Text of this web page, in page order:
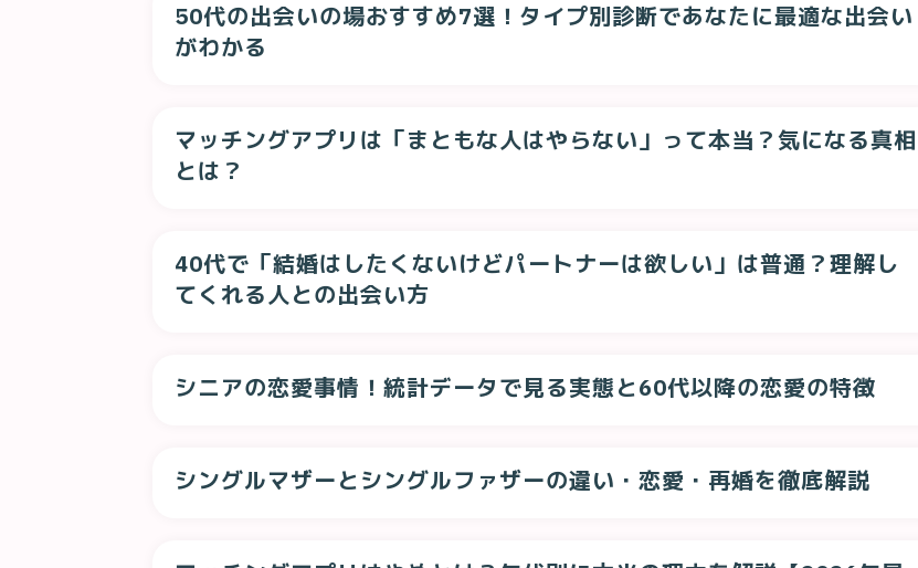
50代の出会いの場おすすめ7選！タイプ別診断であなたに最適な出会い
がわかる
マッチングアプリは「まともな人はやらない」って本当？気になる真相
とは？
40代で「結婚はしたくないけどパートナーは欲しい」は普通？理解し
てくれる人との出会い方
シニアの恋愛事情！統計データで見る実態と60代以降の恋愛の特徴
シングルマザーとシングルファザーの違い・恋愛・再婚を徹底解説